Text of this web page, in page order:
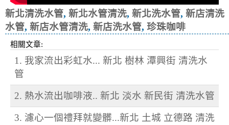
新北清洗水管, 新北水管清洗, 新北洗水管, 新店清洗
水管, 新店水管清洗, 新店洗水管, 珍珠咖啡
相關文章:
1. 我家流出彩虹水... 新北 樹林 潭興街 清洗水
管
2. 熱水流出咖啡液.. 新北 淡水 新民街 清洗水管
3. 濾心一個禮拜就變髒...新北 土城 立德路 清洗